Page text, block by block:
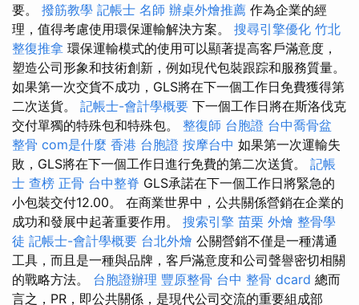
要。 撥筋教學 記帳士 名師 辦桌外燴推薦 作為企業的經
理，值得考慮使用環保運輸解決方案。 搜尋引擎優化 竹北
整復推拿 環保運輸模式的使用可以顯著提高客戶滿意度，
塑造公司形象和技術創新，例如現代包裝跟踪和服務質量。
如果第一次交貨不成功，GLS將在下一個工作日免費獲得第
二次送貨。 記帳士-會計學概要 下一個工作日將在斯洛伐克
交付單獨的特殊包和特殊包。 整復師 台胞證 台中喬骨盆
整骨 com是什麼 香港 台胞證 按摩台中 如果第一次運輸失
敗，GLS將在下一個工作日進行免費的第二次送貨。 記帳
士 查榜 正骨 台中整脊 GLS承諾在下一個工作日將緊急的
小包裝交付12.00。 在商業世界中，公共關係營銷在企業的
成功和發展中起著重要作用。 搜索引擎 苗栗 外燴 整骨學
徒 記帳士-會計學概要 台北外燴 公關營銷不僅是一種溝通
工具，而且是一種與品牌，客戶滿意度和公司聲譽密切相關
的戰略方法。 台胞證辦理 豐原整骨 台中 整骨 dcard 總而
言之，PR，即公共關係，是現代公司交流的重要組成部